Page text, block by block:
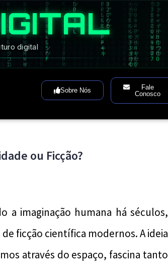
digital
Sobre Nós
Fale
Conosco
ou Ficção?
a imaginação humana há séculos,
ficção científica modernos. A ideia
através do espaço, fascina tanto